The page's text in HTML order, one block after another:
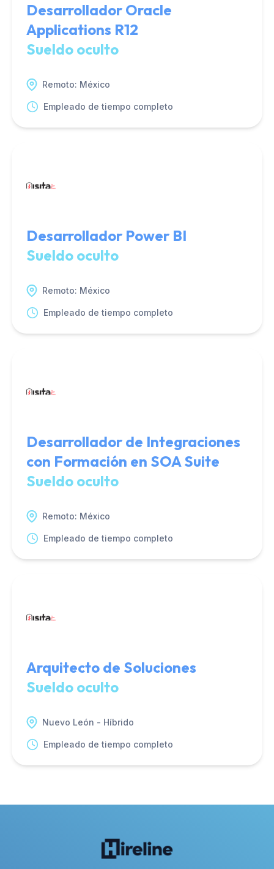
Desarrollador Oracle
Applications R12
Sueldo oculto
Remoto: México
Empleado de tiempo completo
Desarrollador Power BI
Sueldo oculto
Remoto: México
Empleado de tiempo completo
Desarrollador de Integraciones
con Formación en SOA Suite
Sueldo oculto
Remoto: México
Empleado de tiempo completo
Arquitecto de Soluciones
Sueldo oculto
Nuevo León - Híbrido
Empleado de tiempo completo